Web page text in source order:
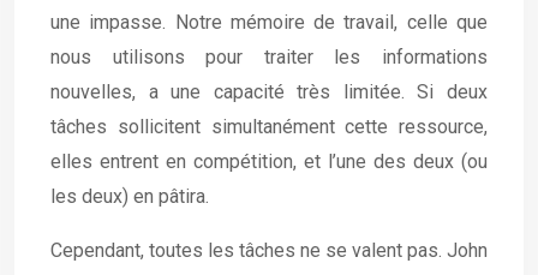
une impasse. Notre mémoire de travail, celle que
nous utilisons pour traiter les informations
nouvelles, a une capacité très limitée. Si deux
tâches sollicitent simultanément cette ressource,
elles entrent en compétition, et l’une des deux (ou
les deux) en pâtira.
Cependant, toutes les tâches ne se valent pas. John